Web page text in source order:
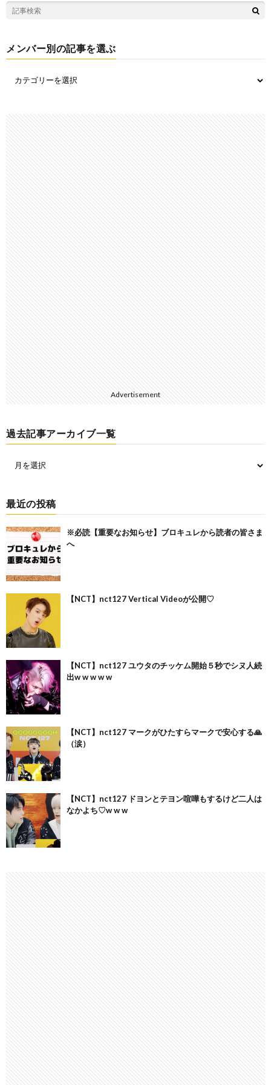
メンバー別の記事を選ぶ
Advertisement
過去記事アーカイブ一覧
最近の投稿
※必読【重要なお知らせ】ブロキュレから読者の皆さま
へ
【NCT】nct127 Vertical Videoが公開♡
【NCT】nct127 ユウタのチッケム開始５秒でシヌ人続
出w w w w w
【NCT】nct127 マークがひたすらマークで安心する🙏
（涙）
【NCT】nct127 ドヨンとテヨン喧嘩もするけど二人は
なかよち♡w w w